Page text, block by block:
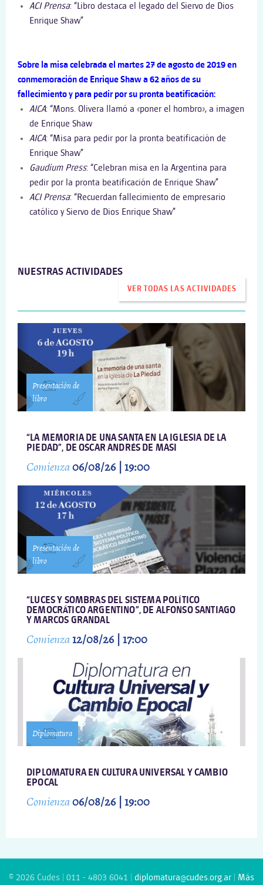
ACI Prensa: “Libro destaca el legado del Siervo de Dios
Enrique Shaw”
Sobre la misa celebrada el martes 27 de agosto de 2019 en
conmemoración de Enrique Shaw a 62 años de su
fallecimiento y para pedir por su pronta beatificación:
AICA: “Mons. Olivera llamó a «poner el hombro», a imagen
de Enrique Shaw
AICA: “Misa para pedir por la pronta beatificación de
Enrique Shaw”
Gaudium Press: “Celebran misa en la Argentina para
pedir por la pronta beatificación de Enrique Shaw”
ACI Prensa: “Recuerdan fallecimiento de empresario
católico y Siervo de Dios Enrique Shaw”
NUESTRAS ACTIVIDADES
VER TODAS LAS ACTIVIDADES
Presentación de
libro
“LA MEMORIA DE UNA SANTA EN LA IGLESIA DE LA
PIEDAD”, DE OSCAR ANDRÉS DE MASI
Comienza06/08/26 | 19:00
Presentación de
libro
“LUCES Y SOMBRAS DEL SISTEMA POLÍTICO
DEMOCRÁTICO ARGENTINO”, DE ALFONSO SANTIAGO
Y MARCOS GRANDAL
Comienza12/08/26 | 17:00
Diplomatura
DIPLOMATURA EN CULTURA UNIVERSAL Y CAMBIO
EPOCAL
Comienza06/08/26 | 19:00
© 2026 Cudes | 011 - 4803 6041 | diplomatura@cudes.org.ar Más